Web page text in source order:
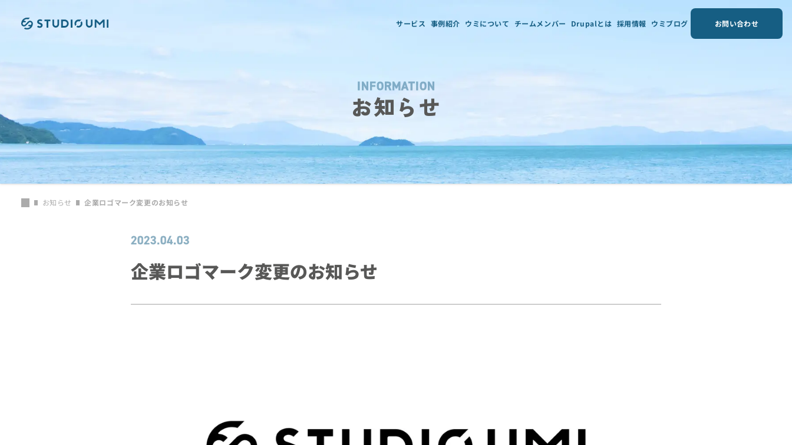
サービス 事例紹介 ウミについて チームメンバー Drupalとは 採用情報 ウミブログ お問い合わせ
INFORMATION
お知らせ
お知らせ 企業ロゴマーク変更のお知らせ
2023.04.03
企業ロゴマーク変更のお知らせ